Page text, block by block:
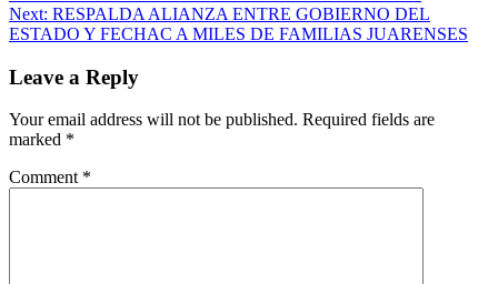
Next: RESPALDA ALIANZA ENTRE GOBIERNO DEL
ESTADO Y FECHAC A MILES DE FAMILIAS JUARENSES
Leave a Reply
Your email address will not be published. Required fields are
marked *
Comment *